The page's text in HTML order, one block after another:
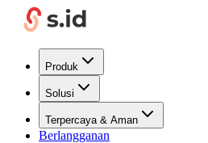
Produk
Solusi
Terpercaya & Aman
Berlangganan